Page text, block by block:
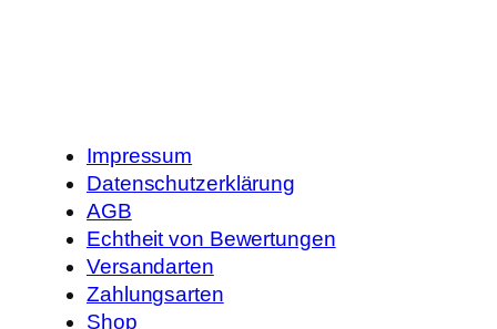
Impressum
Datenschutzerklärung
AGB
Echtheit von Bewertungen
Versandarten
Zahlungsarten
Shop